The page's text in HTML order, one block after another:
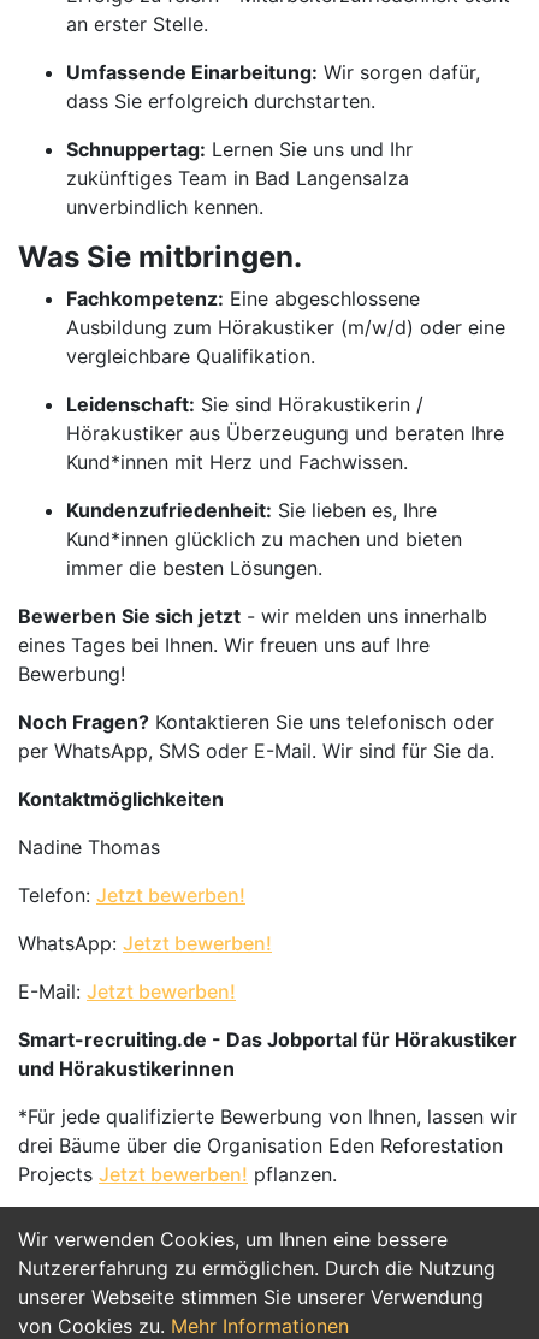
Wir verwenden Cookies, um Ihnen eine bessere
Nutzererfahrung zu ermöglichen. Durch die Nutzung
unserer Webseite stimmen Sie unserer Verwendung
von Cookies zu. Mehr Informationen
an erster Stelle.
Umfassende Einarbeitung: Wir sorgen dafür,
dass Sie erfolgreich durchstarten.
Schnuppertag: Lernen Sie uns und Ihr
zukünftiges Team in Bad Langensalza
unverbindlich kennen.
Was Sie mitbringen.
Fachkompetenz: Eine abgeschlossene
Ausbildung zum Hörakustiker (m/w/d) oder eine
vergleichbare Qualifikation.
Leidenschaft: Sie sind Hörakustikerin /
Hörakustiker aus Überzeugung und beraten Ihre
Kund*innen mit Herz und Fachwissen.
Kundenzufriedenheit: Sie lieben es, Ihre
Kund*innen glücklich zu machen und bieten
immer die besten Lösungen.
Bewerben Sie sich jetzt - wir melden uns innerhalb
eines Tages bei Ihnen. Wir freuen uns auf Ihre
Bewerbung!
Noch Fragen? Kontaktieren Sie uns telefonisch oder
per WhatsApp, SMS oder E-Mail. Wir sind für Sie da.
Kontaktmöglichkeiten
Nadine Thomas
Telefon: Jetzt bewerben!
WhatsApp: Jetzt bewerben!
E-Mail: Jetzt bewerben!
Smart-recruiting.de - Das Jobportal für Hörakustiker
und Hörakustikerinnen
*Für jede qualifizierte Bewerbung von Ihnen, lassen wir
drei Bäume über die Organisation Eden Reforestation
Projects Jetzt bewerben! pflanzen.
Jetzt Bewerben